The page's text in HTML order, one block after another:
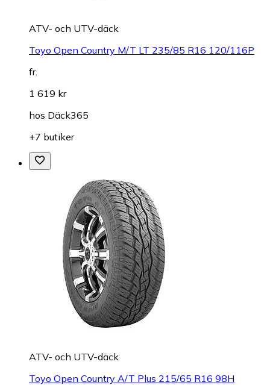
ATV- och UTV-däck
Toyo Open Country M/T LT 235/85 R16 120/116P
fr.
1 619 kr
hos Däck365
+7 butiker
ATV- och UTV-däck
Toyo Open Country A/T Plus 215/65 R16 98H